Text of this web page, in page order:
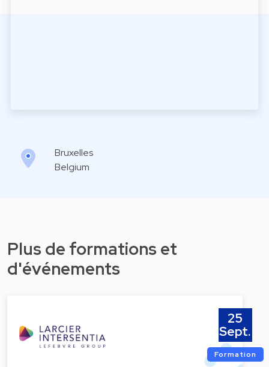
Bruxelles
Belgium
Plus de formations et
d'événements
25
Sept.
Formation